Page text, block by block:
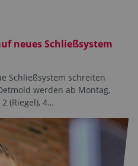
neues Schließsystem
Schließsystem schreiten
werden ab Montag,
(Riegel), 4…